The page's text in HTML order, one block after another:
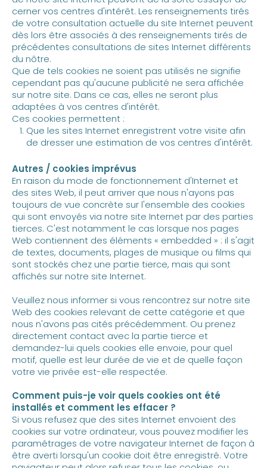
cerner vos centres d'intérêt. Les renseignements tirés
de votre consultation actuelle du site Internet peuvent
dès lors être associés à des renseignements tirés de
précédentes consultations de sites Internet différents
du nôtre.
Que de tels cookies ne soient pas utilisés ne signifie
cependant pas qu'aucune publicité ne sera affichée
sur notre site. Dans ce cas, elles ne seront plus
adaptées à vos centres d'intérêt.
Ces cookies permettent :
Que les sites Internet enregistrent votre visite afin
de dresser une estimation de vos centres d'intérêt.
Autres / cookies imprévus
En raison du mode de fonctionnement d'Internet et
des sites Web, il peut arriver que nous n'ayons pas
toujours de vue concrète sur l'ensemble des cookies
qui sont envoyés via notre site Internet par des parties
tierces. C'est notamment le cas lorsque nos pages
Web contiennent des éléments « embedded » : il s'agit
de textes, documents, plages de musique ou films qui
sont stockés chez une partie tierce, mais qui sont
affichés sur notre site Internet.
Veuillez nous informer si vous rencontrez sur notre site
Web des cookies relevant de cette catégorie et que
nous n'avons pas cités précédemment. Ou prenez
directement contact avec la partie tierce et
demandez-lui quels cookies elle envoie, pour quel
motif, quelle est leur durée de vie et de quelle façon
votre vie privée est-elle respectée.
Comment puis-je voir quels cookies ont été
installés et comment les effacer ?
Si vous refusez que des sites Internet envoient des
cookies sur votre ordinateur, vous pouvez modifier les
paramétrages de votre navigateur Internet de façon à
être averti lorsqu'un cookie doit être enregistré. Votre